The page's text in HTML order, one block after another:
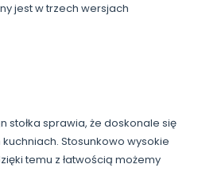
jest w trzech wersjach
stołka sprawia, że doskonale się
Stosunkowo wysokie
temu z łatwością możemy